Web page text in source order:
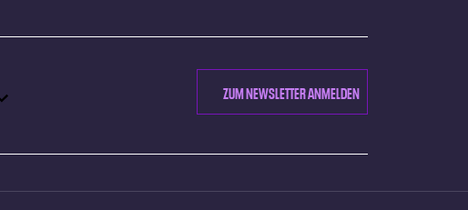
ZUM NEWSLETTER ANMELDEN